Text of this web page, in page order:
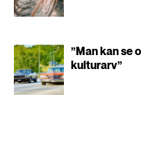
”Man kan se
kulturarv”